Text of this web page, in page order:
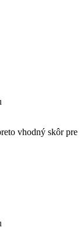
vhodný skôr pre